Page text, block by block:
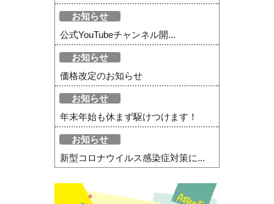
お知らせ
公式YouTubeチャンネル開...
お知らせ
価格改定のお知らせ
お知らせ
年末年始も休まず駆けつけます！
お知らせ
新型コロナウイルス感染症対策に...